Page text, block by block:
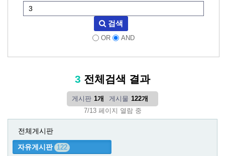
검색
OR AND
3 전체검색 결과
게시판 1개 게시물 122개
7/13 페이지 열람 중
전체게시판
자유게시판 122